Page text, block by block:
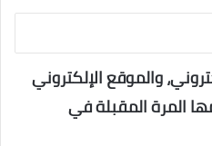
والموقع الإلكتروني
المرة المقبلة في